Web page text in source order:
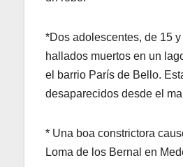
*Dos adolescentes, de 15
hallados muertos en un
el barrio París de Bello.
desaparecidos desde el
* Una boa constrictora
Loma de los Bernal en